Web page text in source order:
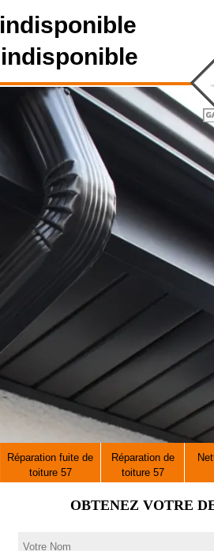
indisponible
indisponible
Réparation fuite de
toiture 57
Réparation de
toiture 57
OBTENEZ VOTRE